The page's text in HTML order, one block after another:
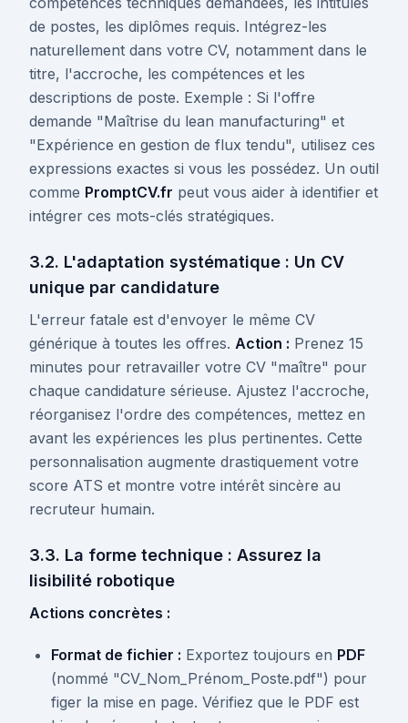
de postes, les diplômes requis. Intégrez-les
naturellement dans votre CV, notamment dans le
titre, l'accroche, les compétences et les
descriptions de poste. Exemple : Si l'offre
demande "Maîtrise du lean manufacturing" et
"Expérience en gestion de flux tendu", utilisez ces
expressions exactes si vous les possédez. Un outil
comme PromptCV.fr peut vous aider à identifier et
intégrer ces mots-clés stratégiques.
3.2. L'adaptation systématique : Un CV
unique par candidature
L'erreur fatale est d'envoyer le même CV
générique à toutes les offres. Action : Prenez 15
minutes pour retravailler votre CV "maître" pour
chaque candidature sérieuse. Ajustez l'accroche,
réorganisez l'ordre des compétences, mettez en
avant les expériences les plus pertinentes. Cette
personnalisation augmente drastiquement votre
score ATS et montre votre intérêt sincère au
recruteur humain.
3.3. La forme technique : Assurez la
lisibilité robotique
Actions concrètes :
Format de fichier : Exportez toujours en PDF
(nommé "CV_Nom_Prénom_Poste.pdf") pour
figer la mise en page. Vérifiez que le PDF est